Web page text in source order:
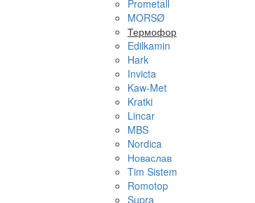
Prometall
MORSØ
Термофор
Edilkamin
Hark
Invicta
Kaw-Met
Kratki
Lincar
MBS
Nordica
Новаслав
Tim Sistem
Romotop
Supra